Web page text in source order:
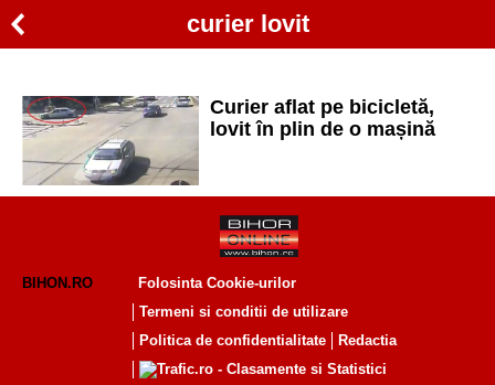
curier lovit
Curier aflat pe bicicletă,
lovit în plin de o mașină
BIHON.RO
Folosinta Cookie-urilor
Termeni si conditii de utilizare
Politica de confidentialitate
Redactia